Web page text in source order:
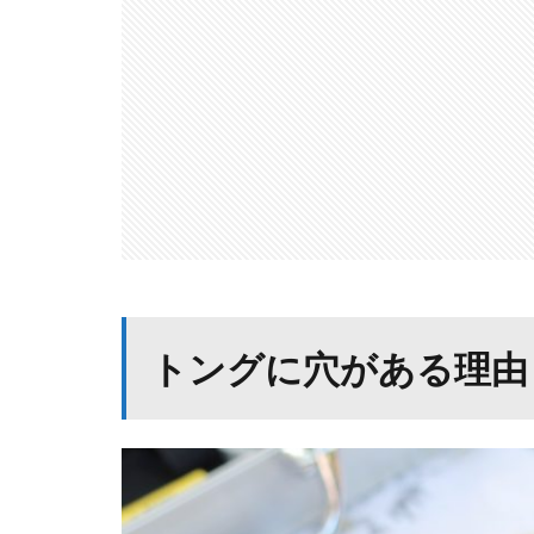
トングに穴がある理